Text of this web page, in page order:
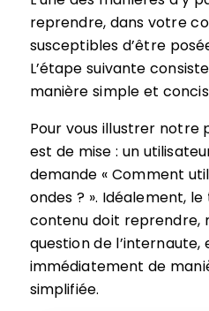
reprendre, dans votre
susceptibles d’être
L’étape suivante
manière simple et
Pour vous illustrer notre
est de mise : un
demande « Comment
ondes ? ». Idéalement,
contenu doit reprendre,
question de
immédiatement de
simplifiée.